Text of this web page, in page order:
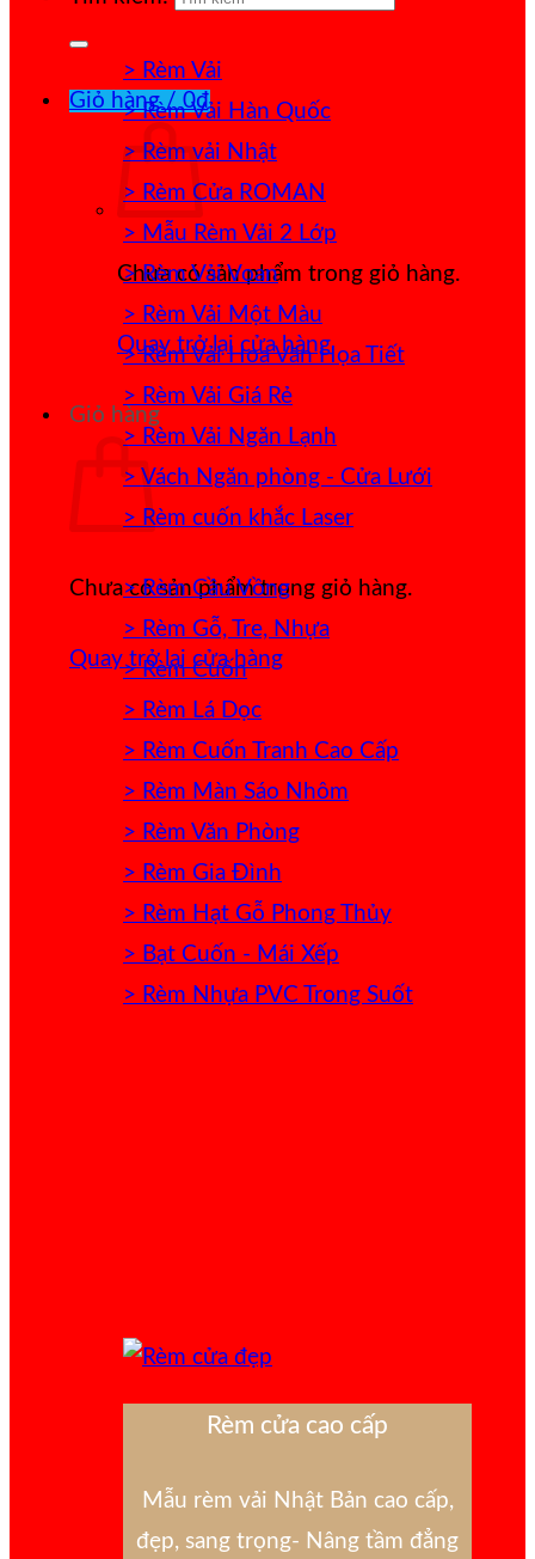
Giỏ hàng /0₫
Chưa có sản phẩm trong giỏ hàng.
Quay trở lại cửa hàng
Giỏ hàng
Chưa có sản phẩm trong giỏ hàng.
Quay trở lại cửa hàng
> Rèm Vải
> Rèm Vải Hàn Quốc
> Rèm vải Nhật
> Rèm Cửa ROMAN
> Mẫu Rèm Vải 2 Lớp
> Rèm Vải Voan
> Rèm Vải Một Màu
> Rèm Vải Hoa Văn Họa Tiết
> Rèm Vải Giá Rẻ
> Rèm Vải Ngăn Lạnh
> Vách Ngăn phòng - Cửa Lưới
> Rèm cuốn khắc Laser
> Rèm Cầu Vồng
> Rèm Gỗ, Tre, Nhựa
> Rèm Cuốn
> Rèm Lá Dọc
> Rèm Cuốn Tranh Cao Cấp
> Rèm Màn Sáo Nhôm
> Rèm Văn Phòng
> Rèm Gia Đình
> Rèm Hạt Gỗ Phong Thủy
> Bạt Cuốn - Mái Xếp
> Rèm Nhựa PVC Trong Suốt
Rèm cửa cao cấp
Mẫu rèm vải Nhật Bản cao cấp,
đẹp, sang trọng- Nâng tầm đẳng